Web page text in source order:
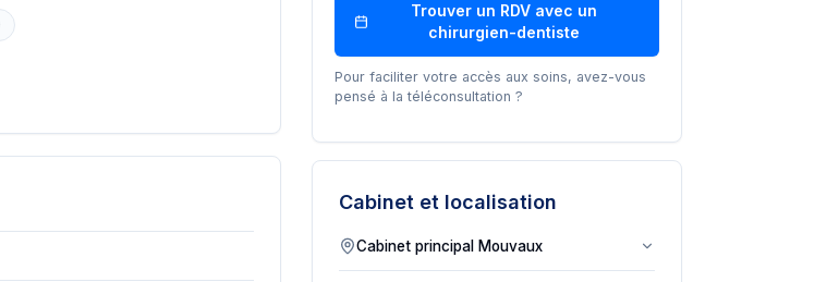
Trouver un RDV avec un
chirurgien-dentiste
Pour faciliter votre accès aux soins, avez-vous
pensé à la téléconsultation ?
Cabinet et localisation